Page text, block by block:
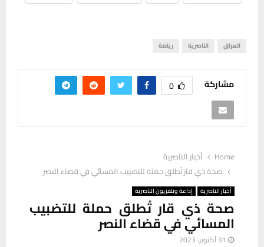
العراق الناصرية رياضة
مشاركة 0
Home
أخبار الناصرية
صحة ذي قار تُطلق حملة للتضبيب المسائي في قضاء النصر
أخبار الناصرية إذاعة وتلفزيون الناصرية
صحة ذي قار تُطلق حملة للتضبيب
المسائي في قضاء النصر
31 أكتوبر، 2023